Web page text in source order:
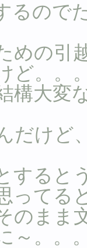
るので
めの引
ど。。
構大変
だけど
すると
ってる
のまま
～。。